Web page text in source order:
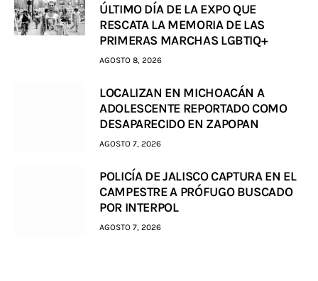
ÚLTIMO DÍA DE LA EXPO QUE
RESCATA LA MEMORIA DE LAS
PRIMERAS MARCHAS LGBTIQ+
AGOSTO 8, 2026
LOCALIZAN EN MICHOACÁN A
ADOLESCENTE REPORTADO COMO
DESAPARECIDO EN ZAPOPAN
AGOSTO 7, 2026
POLICÍA DE JALISCO CAPTURA EN EL
CAMPESTRE A PRÓFUGO BUSCADO
POR INTERPOL
AGOSTO 7, 2026